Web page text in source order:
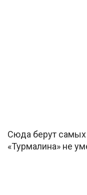
Сюда берут
«Турмалина» не